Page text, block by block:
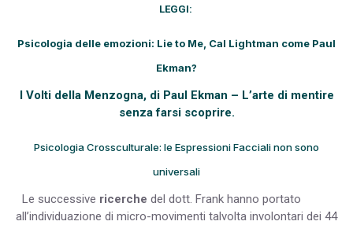
LEGGI:
Psicologia delle emozioni: Lie to Me, Cal Lightman come Paul
Ekman?
I Volti della Menzogna, di Paul Ekman – L’arte di mentire
senza farsi scoprire.
Psicologia Crossculturale: le Espressioni Facciali non sono
universali
Le successive ricerche del dott. Frank hanno portato
all’individuazione di micro-movimenti talvolta involontari dei 44